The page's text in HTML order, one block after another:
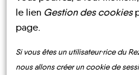
le lien Gestion des cookies
page.
Si vous êtes un utilisateur·rice du
nous allons créer un cookie de